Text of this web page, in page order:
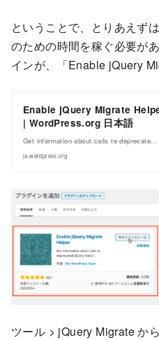
ということで、とりあえず
のための時間を稼ぐ必要が
インが、「Enable jQuery
Enable jQuery Migrate
| WordPress.org 日本語
Get information about calls to deprecate…
ja.wordpress.org
ツール > jQuery Migrate か